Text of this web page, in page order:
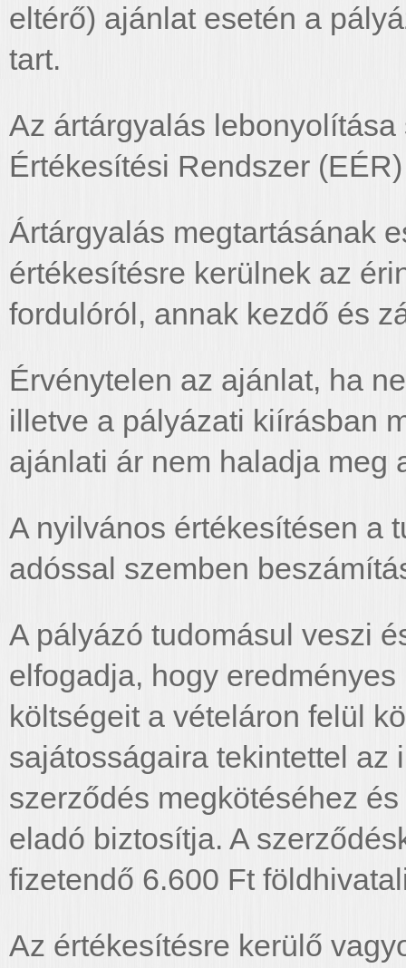
eltérő) ajánlat esetén a
tart.
Az ártárgyalás
Értékesítési Rendszer
Ártárgyalás megtartásának
értékesítésre kerülnek az
fordulóról, annak kezdő és
Érvénytelen az ajánlat, ha
illetve a pályázati kiírásban
ajánlati ár nem haladja meg
A nyilvános értékesítésen a
adóssal szemben
A pályázó tudomásul veszi
elfogadja, hogy
költségeit a vételáron felül
sajátosságaira tekintettel az
szerződés megkötéséhez
eladó biztosítja. A
fizetendő 6.600 Ft
Az értékesítésre kerülő